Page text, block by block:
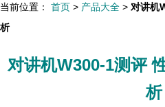
当前位置： 首页 > 产品大全 > 对讲机
析
对讲机W300-1测评
析